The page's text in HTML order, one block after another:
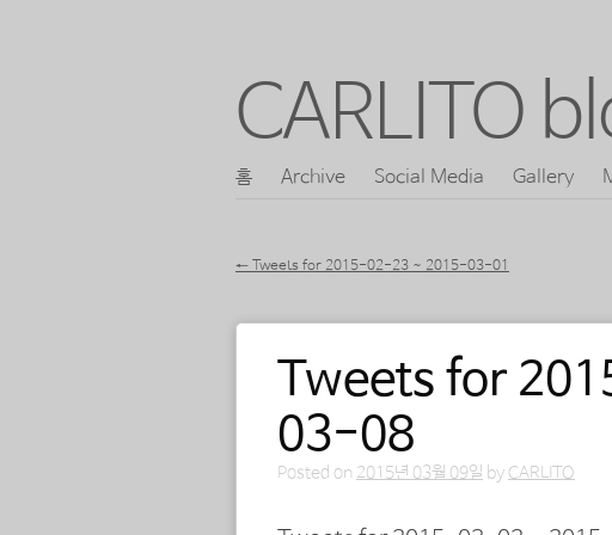
CARLITO
콘
바
홈 Archive Social Media Gallery
포스트 내비게이션
← Tweets for 2015-02-23 ~ 2015-03-01
Tweets for
03-08
Posted on 2015년 03월 09일 by CARLITO